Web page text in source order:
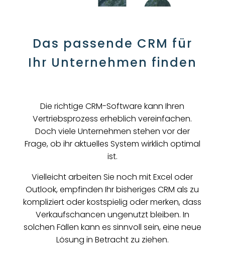
Das passende CRM für
Ihr Unternehmen finden
Die richtige CRM-Software kann Ihren
Vertriebsprozess erheblich vereinfachen.
Doch viele Unternehmen stehen vor der
Frage, ob ihr aktuelles System wirklich optimal
ist.
Vielleicht arbeiten Sie noch mit Excel oder
Outlook, empfinden Ihr bisheriges CRM als zu
kompliziert oder kostspielig oder merken, dass
Verkaufschancen ungenutzt bleiben. In
solchen Fällen kann es sinnvoll sein, eine neue
Lösung in Betracht zu ziehen.